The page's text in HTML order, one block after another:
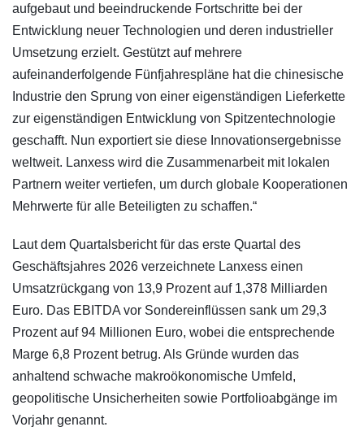
aufgebaut und beeindruckende Fortschritte bei der
Entwicklung neuer Technologien und deren industrieller
Umsetzung erzielt. Gestützt auf mehrere
aufeinanderfolgende Fünfjahrespläne hat die chinesische
Industrie den Sprung von einer eigenständigen Lieferkette
zur eigenständigen Entwicklung von Spitzentechnologie
geschafft. Nun exportiert sie diese Innovationsergebnisse
weltweit. Lanxess wird die Zusammenarbeit mit lokalen
Partnern weiter vertiefen, um durch globale Kooperationen
Mehrwerte für alle Beteiligten zu schaffen.“
Laut dem Quartalsbericht für das erste Quartal des
Geschäftsjahres 2026 verzeichnete Lanxess einen
Umsatzrückgang von 13,9 Prozent auf 1,378 Milliarden
Euro. Das EBITDA vor Sondereinflüssen sank um 29,3
Prozent auf 94 Millionen Euro, wobei die entsprechende
Marge 6,8 Prozent betrug. Als Gründe wurden das
anhaltend schwache makroökonomische Umfeld,
geopolitische Unsicherheiten sowie Portfolioabgänge im
Vorjahr genannt.